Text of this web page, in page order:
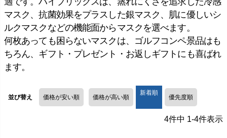
マスク、抗菌効果をプラスした銀マスク、肌に優しいシ
ルクマスクなどの機能面からマスクを選べます。
何枚あっても困らないマスクは、ゴルフコンペ景品はも
ちろん、ギフト・プレゼント・お返しギフトにも喜ばれ
ます。
並び替え 価格が安い順 価格が高い順
新着順
優先度順
4件中 1-4件表示